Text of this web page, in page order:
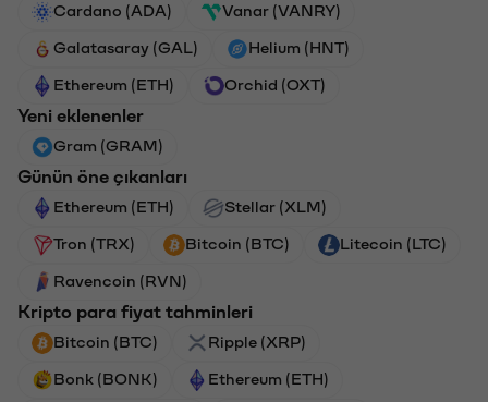
Cardano (ADA) Vanar (VANRY)
Galatasaray (GAL) Helium (HNT)
Ethereum (ETH) Orchid (OXT)
Yeni eklenenler
Gram (GRAM)
Günün öne çıkanları
Ethereum (ETH) Stellar (XLM)
Tron (TRX) Bitcoin (BTC) Litecoin (LTC)
Ravencoin (RVN)
Kripto para fiyat tahminleri
Bitcoin (BTC) Ripple (XRP)
Bonk (BONK) Ethereum (ETH)